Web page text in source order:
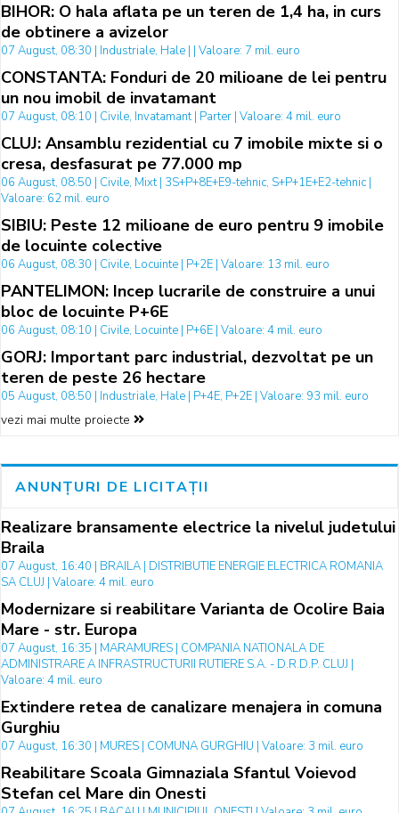
BIHOR: O hala aflata pe un teren de 1,4 ha, in curs
de obtinere a avizelor
07 August, 08:30 | Industriale, Hale | | Valoare: 7 mil. euro
CONSTANTA: Fonduri de 20 milioane de lei pentru
un nou imobil de invatamant
07 August, 08:10 | Civile, Invatamant | Parter | Valoare: 4 mil. euro
CLUJ: Ansamblu rezidential cu 7 imobile mixte si o
cresa, desfasurat pe 77.000 mp
06 August, 08:50 | Civile, Mixt | 3S+P+8E+E9-tehnic, S+P+1E+E2-tehnic |
Valoare: 62 mil. euro
SIBIU: Peste 12 milioane de euro pentru 9 imobile
de locuinte colective
06 August, 08:30 | Civile, Locuinte | P+2E | Valoare: 13 mil. euro
PANTELIMON: Incep lucrarile de construire a unui
bloc de locuinte P+6E
06 August, 08:10 | Civile, Locuinte | P+6E | Valoare: 4 mil. euro
GORJ: Important parc industrial, dezvoltat pe un
teren de peste 26 hectare
05 August, 08:50 | Industriale, Hale | P+4E, P+2E | Valoare: 93 mil. euro
vezi mai multe proiecte
ANUNȚURI DE LICITAȚII
Realizare bransamente electrice la nivelul judetului
Braila
07 August, 16:40 | BRAILA | DISTRIBUTIE ENERGIE ELECTRICA ROMANIA
SA CLUJ | Valoare: 4 mil. euro
Modernizare si reabilitare Varianta de Ocolire Baia
Mare - str. Europa
07 August, 16:35 | MARAMURES | COMPANIA NATIONALA DE
ADMINISTRARE A INFRASTRUCTURII RUTIERE S.A. - D.R.D.P. CLUJ |
Valoare: 4 mil. euro
Extindere retea de canalizare menajera in comuna
Gurghiu
07 August, 16:30 | MURES | COMUNA GURGHIU | Valoare: 3 mil. euro
Reabilitare Scoala Gimnaziala Sfantul Voievod
Stefan cel Mare din Onesti